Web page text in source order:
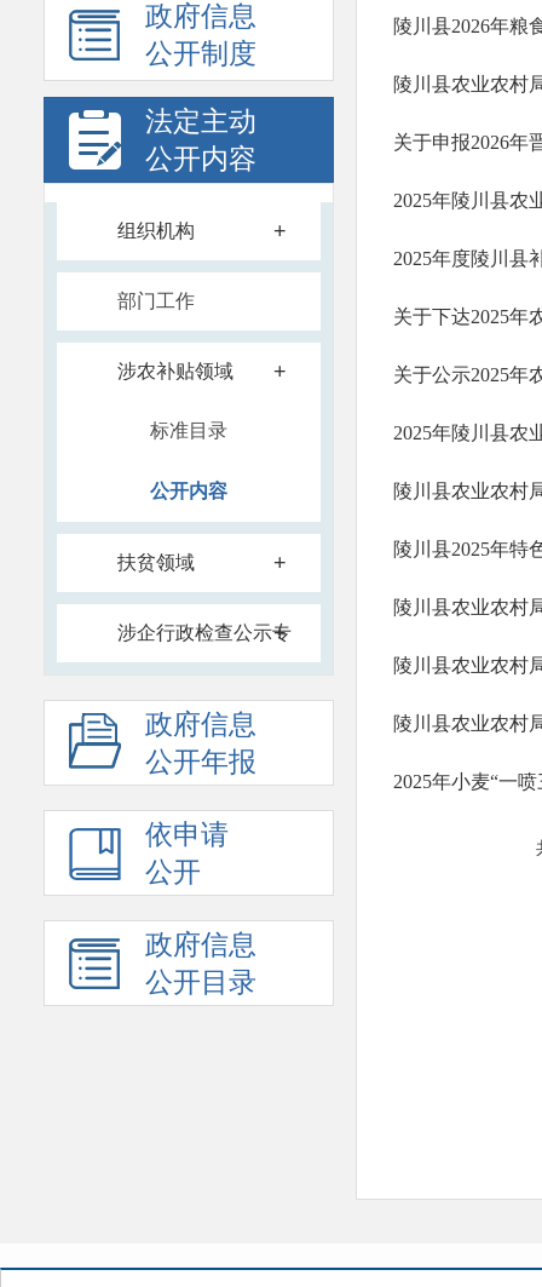
政府信息
公开制度
法定主动
公开内容
组织机构 +
部门工作
涉农补贴领域 +
标准目录
公开内容
扶贫领域 +
涉企行政检查公示专
+
政府信息
公开年报
依申请
公开
政府信息
公开目录
陵川县2026年粮
陵川县农业农村
关于申报2026年
2025年陵川县农
2025年度陵川县
关于下达2025年
关于公示2025年
2025年陵川县农
陵川县农业农村
陵川县2025年特
陵川县农业农村
陵川县农业农村
2025年小麦“一